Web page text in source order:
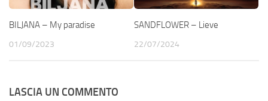
BILJANA – My paradise
01/09/2023
SANDFLOWER – Lieve
22/07/2024
LASCIA UN COMMENTO